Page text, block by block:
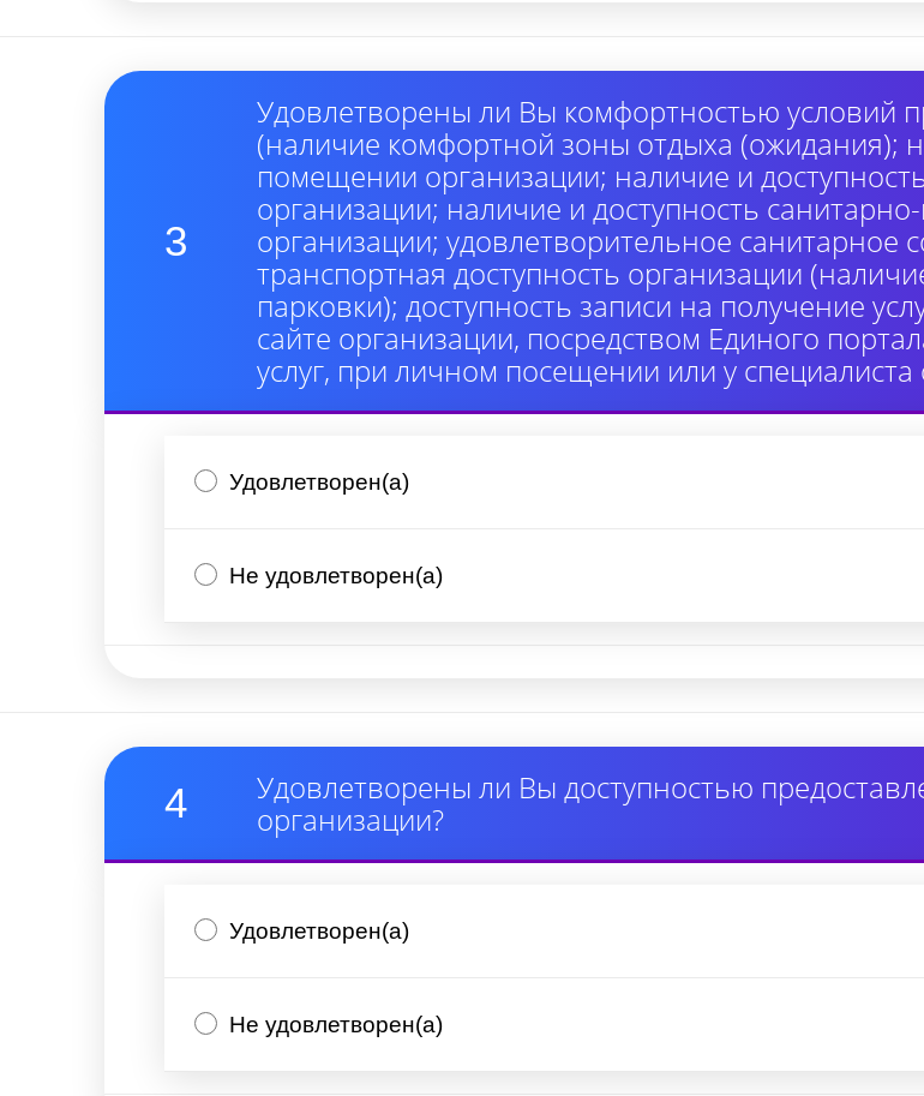
3
Удовлетворены ли Вы комфортностью условий
(наличие комфортной зоны отдыха (ожидания);
помещении организации; наличие и
организации; наличие и доступность
организации; удовлетворительное
транспортная доступность организации
парковки); доступность записи на получение
сайте организации, посредством Единого
услуг, при личном посещении или у специалиста
Удовлетворен(а)
Не удовлетворен(а)
4
Удовлетворены ли Вы доступностью
организации?
Удовлетворен(а)
Не удовлетворен(а)